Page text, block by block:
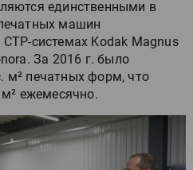
единственными в
машин
системах Kodak Magnus
За 2016 г. было
м² печатных форм, что
ежемесячно.